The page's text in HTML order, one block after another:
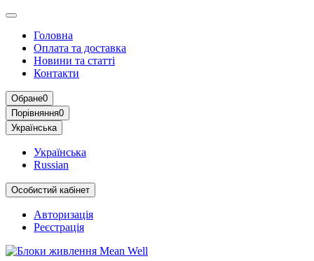
Головна
Оплата та доставка
Новини та статті
Контакти
Обране0
Порівняння0
Українська
Українська
Russian
Особистий кабінет
Авторизація
Реєстрація